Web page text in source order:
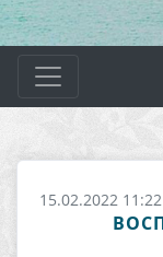
15.02.2022 11:22